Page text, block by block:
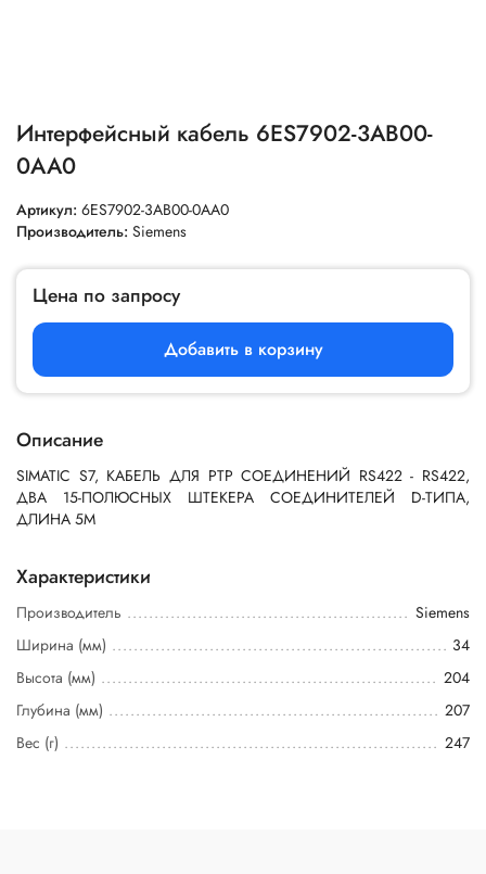
Интерфейсный кабель 6ES7902-3AB00-
0AA0
Артикул: 6ES7902-3AB00-0AA0
Производитель: Siemens
Цена по запросу
Добавить в корзину
Описание
SIMATIC S7, КАБЕЛЬ ДЛЯ PTP СОЕДИНЕНИЙ RS422 - RS422,
ДВА 15-ПОЛЮСНЫХ ШТЕКЕРА СОЕДИНИТЕЛЕЙ D-ТИПА,
ДЛИНА 5M
Характеристики
Производитель
Siemens
Ширина (мм)
34
Высота (мм)
204
Глубина (мм)
207
Вес (г)
247